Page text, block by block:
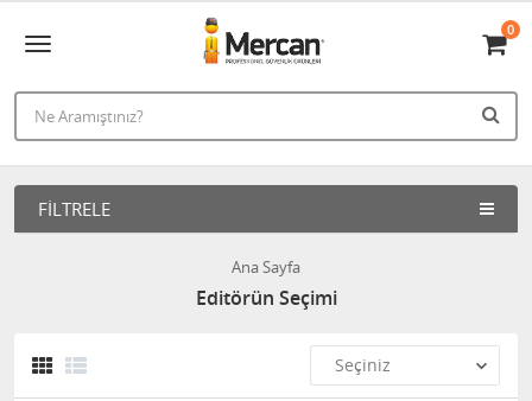
0
FILTRELE
Ana Sayfa
Editörün Seçimi